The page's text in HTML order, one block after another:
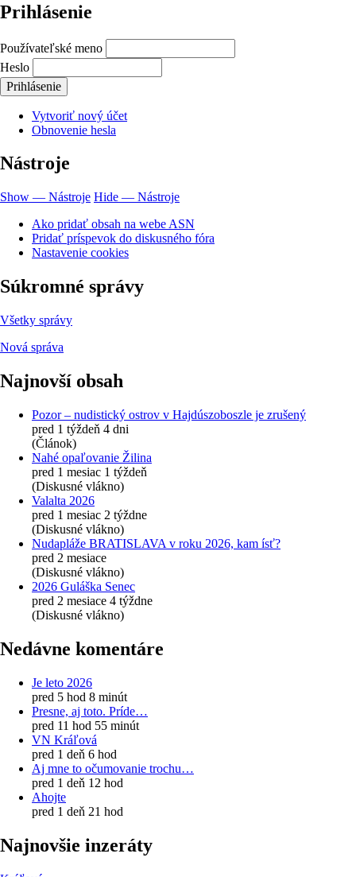
Prihlásenie
Používateľské meno
Heslo
Vytvoriť nový účet
Obnovenie hesla
Nástroje
Show — Nástroje Hide — Nástroje
Ako pridať obsah na webe ASN
Pridať príspevok do diskusného fóra
Nastavenie cookies
Súkromné správy
Všetky správy
Nová správa
Najnovší obsah
Pozor – nudistický ostrov v Hajdúszoboszle je zrušený
pred 1 týždeň 4 dni
(Článok)
Nahé opaľovanie Žilina
pred 1 mesiac 1 týždeň
(Diskusné vlákno)
Valalta 2026
pred 1 mesiac 2 týždne
(Diskusné vlákno)
Nudapláže BRATISLAVA v roku 2026, kam ísť?
pred 2 mesiace
(Diskusné vlákno)
2026 Guláška Senec
pred 2 mesiace 4 týždne
(Diskusné vlákno)
Nedávne komentáre
Je leto 2026
pred 5 hod 8 minút
Presne, aj toto. Príde…
pred 11 hod 55 minút
VN Kráľová
pred 1 deň 6 hod
Aj mne to očumovanie trochu…
pred 1 deň 12 hod
Ahojte
pred 1 deň 21 hod
Najnovšie inzeráty